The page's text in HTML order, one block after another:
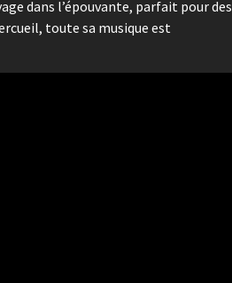
dans l’épouvante, parfait pour des
toute sa musique est